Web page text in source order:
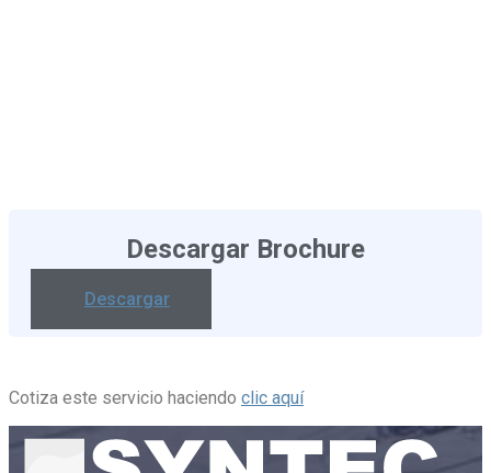
Descargar Brochure
Descargar
Cotiza este servicio haciendo clic aquí